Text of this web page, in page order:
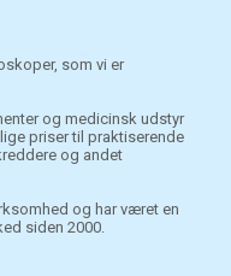
som vi er
og medicinsk udstyr
priser til praktiserende
og andet
og har været en
siden 2000.